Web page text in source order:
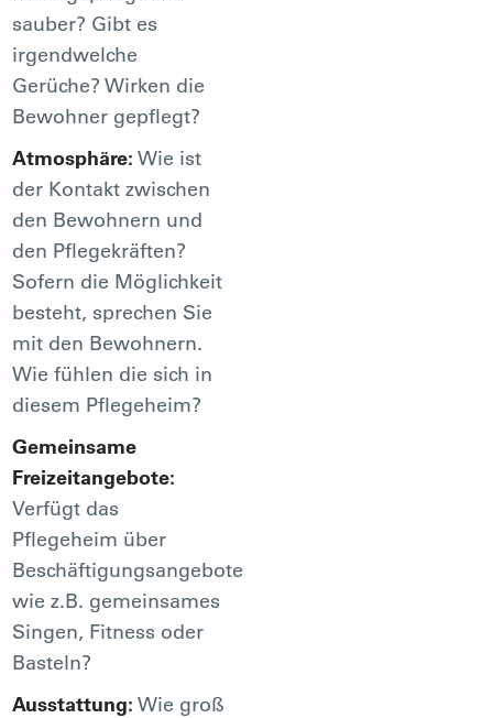
sauber? Gibt es
irgendwelche
Gerüche? Wirken die
Bewohner gepflegt?
Atmosphäre: Wie ist
der Kontakt zwischen
den Bewohnern und
den Pflegekräften?
Sofern die Möglichkeit
besteht, sprechen Sie
mit den Bewohnern.
Wie fühlen die sich in
diesem Pflegeheim?
Gemeinsame
Freizeitangebote:
Verfügt das
Pflegeheim über
Beschäftigungsangebote
wie z.B. gemeinsames
Singen, Fitness oder
Basteln?
Ausstattung: Wie groß